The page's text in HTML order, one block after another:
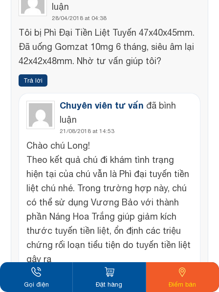
luận
28/04/2018 at 04:38
Tôi bị Phì Đại Tiền Liệt Tuyến 47x40x45mm.
Đã uống Gomzat 10mg 6 tháng, siêu âm lại
42x42x48mm. Nhờ tư vấn giúp tôi?
Trả lời
Chuyên viên tư vấn đã bình
luận
21/08/2018 at 14:53
Chào chú Long!
Theo kết quả chú đi khám tình trạng
hiện tại của chú vẫn là Phì đại tuyến tiền
liệt chú nhé. Trong trường hợp này, chú
có thể sử dụng Vương Bảo với thành
phần Náng Hoa Trắng giúp giảm kích
thước tuyến tiền liệt, ổn định các triệu
chứng rối loạn tiểu tiện do tuyến tiền liệt
gây ra
Liều dùng Vương Bảo là 4 viên/ngày/2
lần, trước ăn 30 phút hoặc sau ăn 1h. Để
Gọi điện Đặt hàng Điểm bán